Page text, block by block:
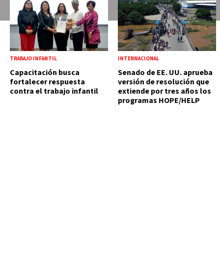
TRABAJO INFANTIL
Capacitación busca
fortalecer respuesta
contra el trabajo infantil
INTERNACIONAL
Senado de EE. UU. aprueba
versión de resolución que
extiende por tres años los
programas HOPE/HELP